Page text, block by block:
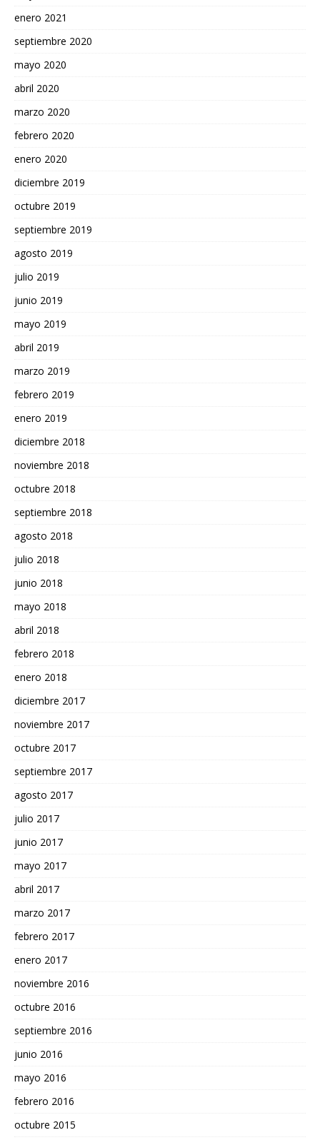
enero 2021
septiembre 2020
mayo 2020
abril 2020
marzo 2020
febrero 2020
enero 2020
diciembre 2019
octubre 2019
septiembre 2019
agosto 2019
julio 2019
junio 2019
mayo 2019
abril 2019
marzo 2019
febrero 2019
enero 2019
diciembre 2018
noviembre 2018
octubre 2018
septiembre 2018
agosto 2018
julio 2018
junio 2018
mayo 2018
abril 2018
febrero 2018
enero 2018
diciembre 2017
noviembre 2017
octubre 2017
septiembre 2017
agosto 2017
julio 2017
junio 2017
mayo 2017
abril 2017
marzo 2017
febrero 2017
enero 2017
noviembre 2016
octubre 2016
septiembre 2016
junio 2016
mayo 2016
febrero 2016
octubre 2015